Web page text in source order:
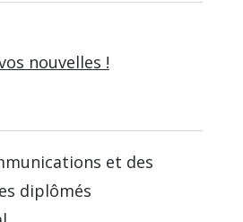
nouvelles !
et des
diplômés